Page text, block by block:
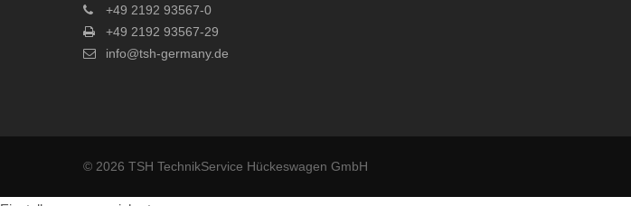
+49 2192 93567-0
+49 2192 93567-29
info@tsh-germany.de
© 2026 TSH TechnikService Hückeswagen GmbH